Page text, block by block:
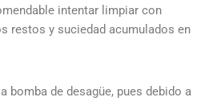
intentar limpiar con
restos y suciedad acumulados en
bomba de desagüe, pues debido a